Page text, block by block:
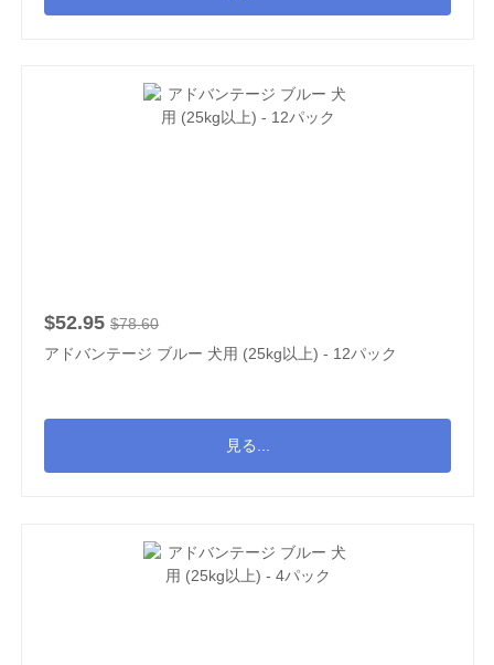
$52.95 $78.60
アドバンテージ ブルー 犬用 (25kg以上) - 12パック
見る...